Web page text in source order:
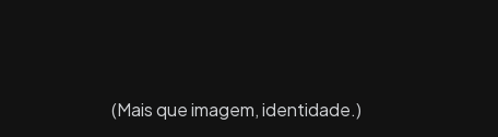
(Mais que imagem, identidade.)